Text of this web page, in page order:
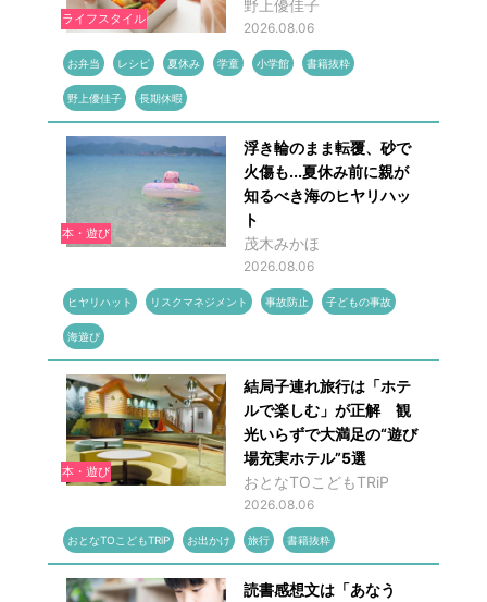
ライフスタイル
野上優佳子
2026.08.06
お弁当 レシピ 夏休み 学童 小学館 書籍抜粋
野上優佳子 長期休暇
本・遊び
浮き輪のまま転覆、砂で
火傷も...夏休み前に親が
知るべき海のヒヤリハッ
ト
茂木みかほ
2026.08.06
ヒヤリハット リスクマネジメント 事故防止 子どもの事故
海遊び
本・遊び
結局子連れ旅行は「ホテ
ルで楽しむ」が正解 観
光いらずで大満足の“遊び
場充実ホテル”5選
おとなTOこどもTRiP
2026.08.06
おとなTOこどもTRiP お出かけ 旅行 書籍抜粋
読書感想文は「あなう